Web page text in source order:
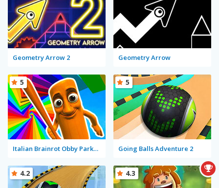
Geometry Arrow 2 Geometry Arrow
Italian Brainrot Obby Parkour
5
Going Balls Adventure 2
5
4.2 4.3